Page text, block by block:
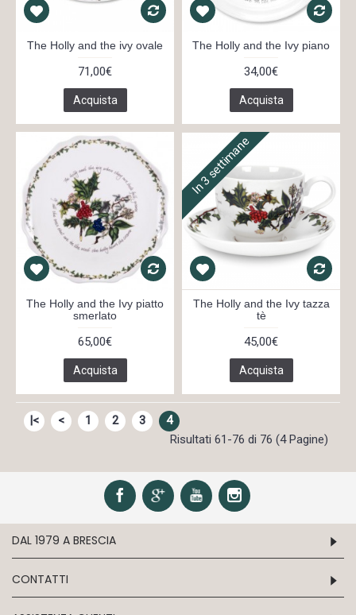
The Holly and the ivy ovale
71,00€
Acquista
The Holly and the Ivy piano
34,00€
Acquista
The Holly and the Ivy piatto
smerlato
65,00€
Acquista
In 3 settimane
The Holly and the Ivy tazza
tè
45,00€
Acquista
|< < 1 2 3
4
Risultati 61-76 di 76 (4 Pagine)
DAL 1979 A BRESCIA
CONTATTI